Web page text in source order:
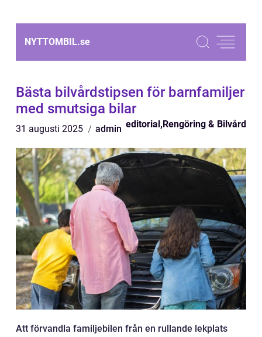
NYTTOMBIL.se
Bästa bilvårdstipsen för barnfamiljer
med smutsiga bilar
31 augusti 2025 admin editorial,Rengöring & Bilvård
Att förvandla familjebilen från en rullande lekplats